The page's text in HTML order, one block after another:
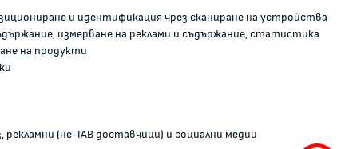
СИГНАЛИ ЗА КОРУПЦИЯ В КЗП
и идентификация чрез сканиране на устройства
измерване на реклами и съдържание, статистика
на продукти
рекламни (не-IAB доставчици) и социални медии